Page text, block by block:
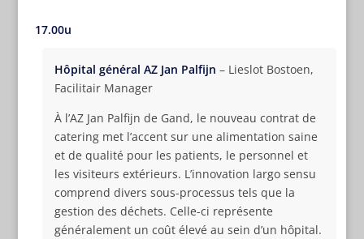
17.00u
Hôpital général AZ Jan Palfijn – Lieslot Bostoen,
Facilitair Manager
À l’AZ Jan Palfijn de Gand, le nouveau contrat de
catering met l’accent sur une alimentation saine
et de qualité pour les patients, le personnel et
les visiteurs extérieurs. L’innovation largo sensu
comprend divers sous-processus tels que la
gestion des déchets. Celle-ci représente
généralement un coût élevé au sein d’un hôpital.